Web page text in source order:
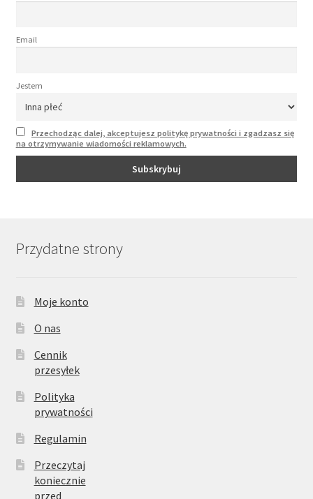
Email
Jestem
Przechodząc dalej, akceptujesz politykę prywatności i zgadzasz się
na otrzymywanie wiadomości reklamowych.
Przydatne strony
Moje konto
O nas
Cennik
przesyłek
Polityka
prywatności
Regulamin
Przeczytaj
koniecznie
przed